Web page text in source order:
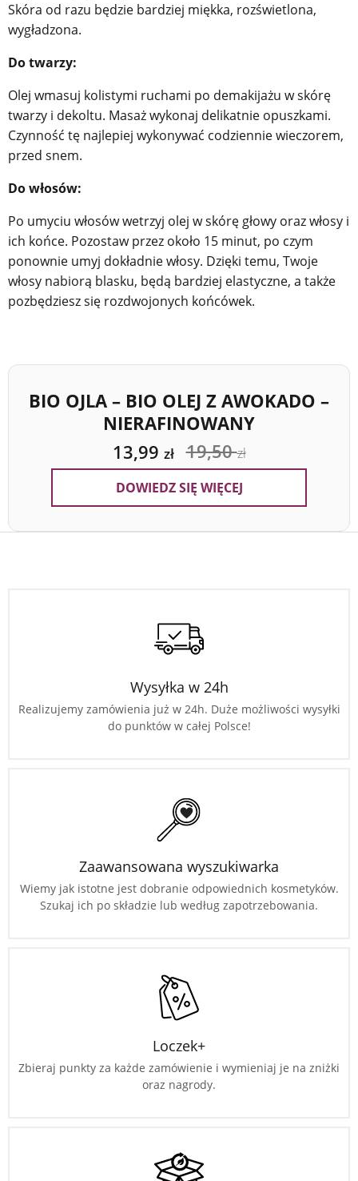
Skóra od razu będzie bardziej miękka, rozświetlona,
wygładzona.
Do twarzy:
Olej wmasuj kolistymi ruchami po demakijażu w skórę
twarzy i dekoltu. Masaż wykonaj delikatnie opuszkami.
Czynność tę najlepiej wykonywać codziennie wieczorem,
przed snem.
Do włosów:
Po umyciu włosów wetrzyj olej w skórę głowy oraz włosy i
ich końce. Pozostaw przez około 15 minut, po czym
ponownie umyj dokładnie włosy. Dzięki temu, Twoje
włosy nabiorą blasku, będą bardziej elastyczne, a także
pozbędziesz się rozdwojonych końcówek.
BIO OJLA – BIO OLEJ Z AWOKADO –
NIERAFINOWANY
13,99 zł 19,50zł
DOWIEDZ SIĘ WIĘCEJ
Wysyłka w 24h
Realizujemy zamówienia już w 24h. Duże możliwości wysyłki
do punktów w całej Polsce!
Zaawansowana wyszukiwarka
Wiemy jak istotne jest dobranie odpowiednich kosmetyków.
Szukaj ich po składzie lub według zapotrzebowania.
Loczek+
Zbieraj punkty za każde zamówienie i wymieniaj je na zniżki
oraz nagrody.